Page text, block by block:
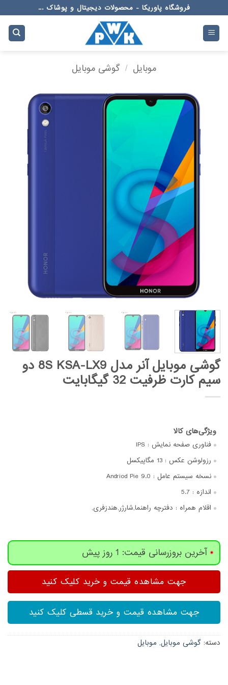
to
content
فروشگاه پاوریکا - محصولات دیجیتال و پوشاک ...
موبایل / گوشی موبایل
گوشی موبایل آنر مدل 8S KSA-LX9 دو
سیم کارت ظرفیت 32 گیگابایت
فناوری صفحه‌ نمایش : IPS
رزولوشن عکس : 13 مگاپیکسل
نسخه سیستم عامل : Andriod Pie 9.0
اندازه : 5.7
اقلام همراه : دفترچه‌ راهنما,شارژر,هندزفری,
آخرین بروزرسانی قیمت: 1 روز پیش
جهت مشاهده قیمت و خرید کلیک کنید
جهت مشاهده قیمت و خرید قسطی کلیک کنید
دسته: گوشی موبایل, موبایل